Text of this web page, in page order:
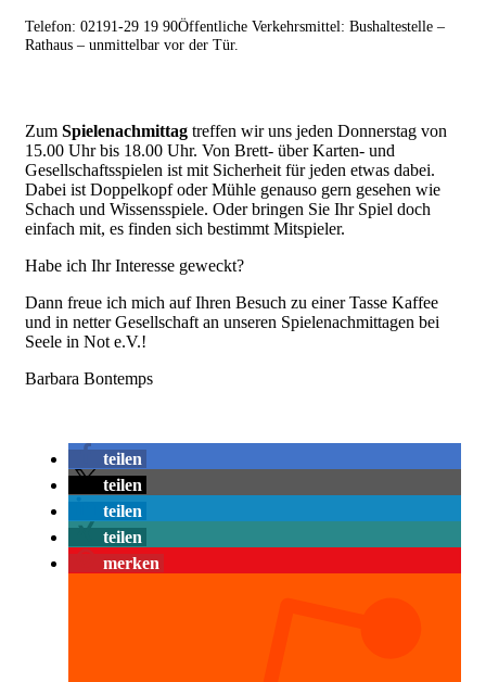
Telefon: 02191-29 19 90Öffentliche Verkehrsmittel: Bushaltestelle –
Rathaus – unmittelbar vor der Tür.
Zum Spielenachmittag treffen wir uns jeden Donnerstag von
15.00 Uhr bis 18.00 Uhr. Von Brett- über Karten- und
Gesellschaftsspielen ist mit Sicherheit für jeden etwas dabei.
Dabei ist Doppelkopf oder Mühle genauso gern gesehen wie
Schach und Wissensspiele. Oder bringen Sie Ihr Spiel doch
einfach mit, es finden sich bestimmt Mitspieler.
Habe ich Ihr Interesse geweckt?
Dann freue ich mich auf Ihren Besuch zu einer Tasse Kaffee
und in netter Gesellschaft an unseren Spielenachmittagen bei
Seele in Not e.V.!
Barbara Bontemps
teilen
teilen
teilen
teilen
merken